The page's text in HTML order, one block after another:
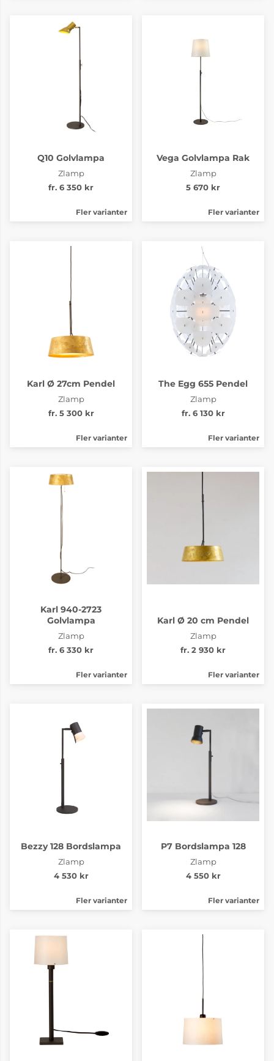
Q10 Golvlampa
Zlamp
fr. 6 350 kr
Fler varianter
Vega Golvlampa Rak
Zlamp
5 670 kr
Fler varianter
Karl Ø 27cm Pendel
Zlamp
fr. 5 300 kr
Fler varianter
The Egg 655 Pendel
Zlamp
fr. 6 130 kr
Fler varianter
Karl 940-2723
Golvlampa
Zlamp
fr. 6 330 kr
Fler varianter
Karl Ø 20 cm Pendel
Zlamp
fr. 2 930 kr
Fler varianter
Bezzy 128 Bordslampa
Zlamp
4 530 kr
Fler varianter
P7 Bordslampa 128
Zlamp
4 550 kr
Fler varianter